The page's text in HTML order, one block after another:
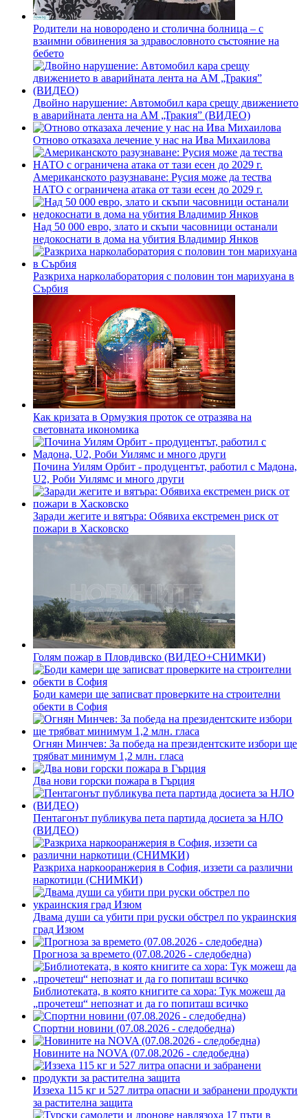
Родители на новородено и столична болница – с
взаимни обвинения за здравословното състояние на
бебето
Двойно нарушение: Автомобил кара срещу движението
в аварийната лента на АМ „Тракия” (ВИДЕО)
Отново отказаха лечение у нас на Ива Михаилова
Американското разузнаване: Русия може да тества
НАТО с ограничена атака от тази есен до 2029 г.
Над 50 000 евро, злато и скъпи часовници останали
недокоснати в дома на убития Владимир Янков
Разкриха нарколаборатория с половин тон марихуана в
Сърбия
Как кризата в Ормузкия проток се отразява на
световната икономика
Почина Уилям Орбит - продуцентът, работил с Мадона,
U2, Роби Уилямс и много други
Заради жегите и вятъра: Обявиха екстремен риск от
пожари в Хасковско
Голям пожар в Пловдивско (ВИДЕО+СНИМКИ)
Боди камери ще записват проверките на строителни
обекти в София
Огнян Минчев: За победа на президентските избори ще
трябват минимум 1,2 млн. гласа
Два нови горски пожара в Гърция
Пентагонът публикува пета партида досиета за НЛО
(ВИДЕО)
Разкриха наркооранжерия в София, иззети са различни
наркотици (СНИМКИ)
Двама души са убити при руски обстрeл по украинския
град Изюм
Прогноза за времето (07.08.2026 - следобедна)
Библиотеката, в която книгите са хора: Тук можеш да
„прочетеш“ непознат и да го попиташ всичко
Спортни новини (07.08.2026 - следобедна)
Новините на NOVA (07.08.2026 - следобедна)
Иззеха 115 кг и 527 литра опасни и забранени продукти
за растителна защита